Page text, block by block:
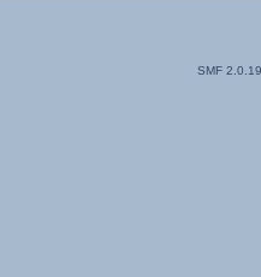
SMF 2.0.19